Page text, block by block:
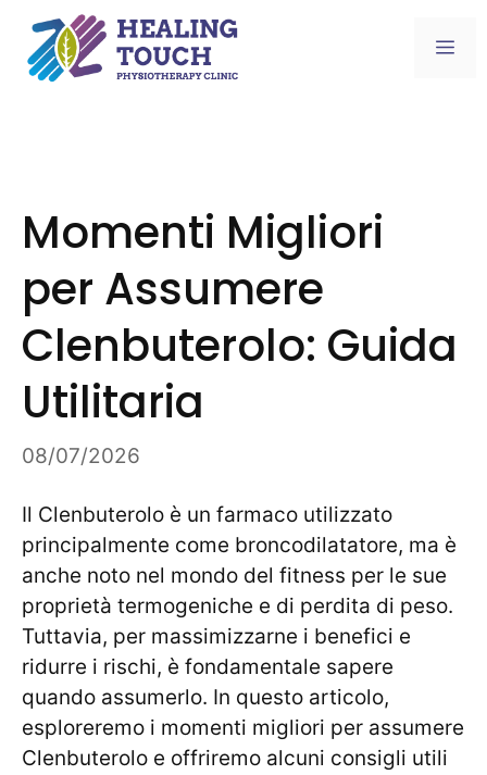
content
Momenti Migliori
per Assumere
Clenbuterolo: Guida
Utilitaria
08/07/2026
Il Clenbuterolo è un farmaco utilizzato
principalmente come broncodilatatore, ma è
anche noto nel mondo del fitness per le sue
proprietà termogeniche e di perdita di peso.
Tuttavia, per massimizzarne i benefici e
ridurre i rischi, è fondamentale sapere
quando assumerlo. In questo articolo,
esploreremo i momenti migliori per assumere
Clenbuterolo e offriremo alcuni consigli utili